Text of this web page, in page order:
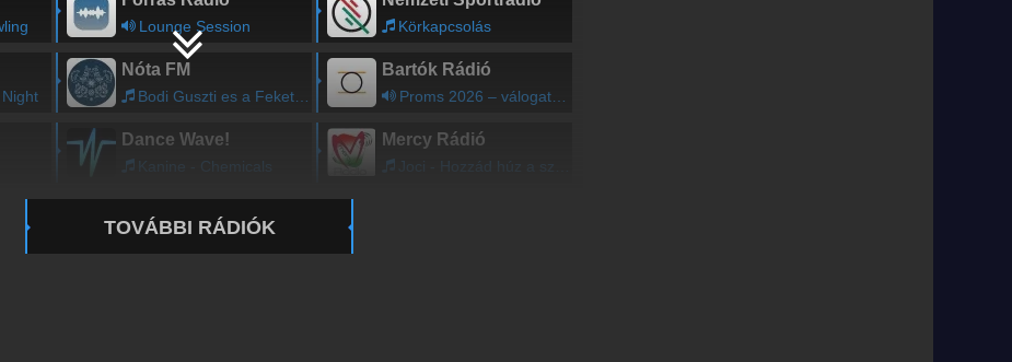
Lounge Session Körkapcsolás
Nóta FM
Bodi Guszti es a Fekete Szemek - Tuzet gyujtottal
Bartók Rádió
Proms 2026 – válogatás a fesztivál elmúlt héten megrendezett hangversenyeinek programjából (VI/3. rész)
Dance Wave!
Kanine - Chemicals
Mercy Rádió
Joci - Hozzád húz a szívem
TOVÁBBI RÁDIÓK